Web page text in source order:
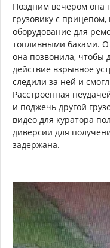
Поздним вечером она
грузовику с
оборудование для
топливными баками.
она позвонила, чтобы
действие взрывное
следили за ней и
Расстроенная
и поджечь другой
видео для куратора
диверсии для
задержана.